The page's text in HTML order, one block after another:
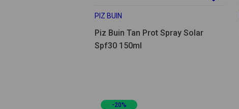
PIZ BUIN
Piz Buin Tan Prot Spray Solar
Spf30 150ml
-20%